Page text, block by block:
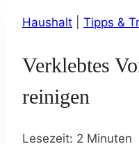
Haushalt Tipps &
Verklebtes
reinigen
Lesezeit: 2 Minuten